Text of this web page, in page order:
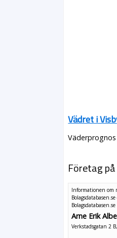
Vädret i
Företag
Informationen om
Bolagsdatabasen.se
Arne Erik
Verkstadsgatan 2